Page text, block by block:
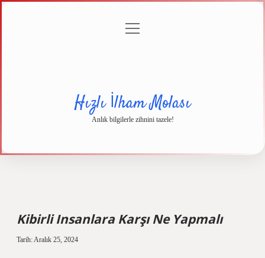
menüyü
Hızlı İlham Molası
Anlık bilgilerle zihnini tazele!
Kibirli Insanlara Karşı Ne Yapmalı
Tarih: Aralık 25, 2024